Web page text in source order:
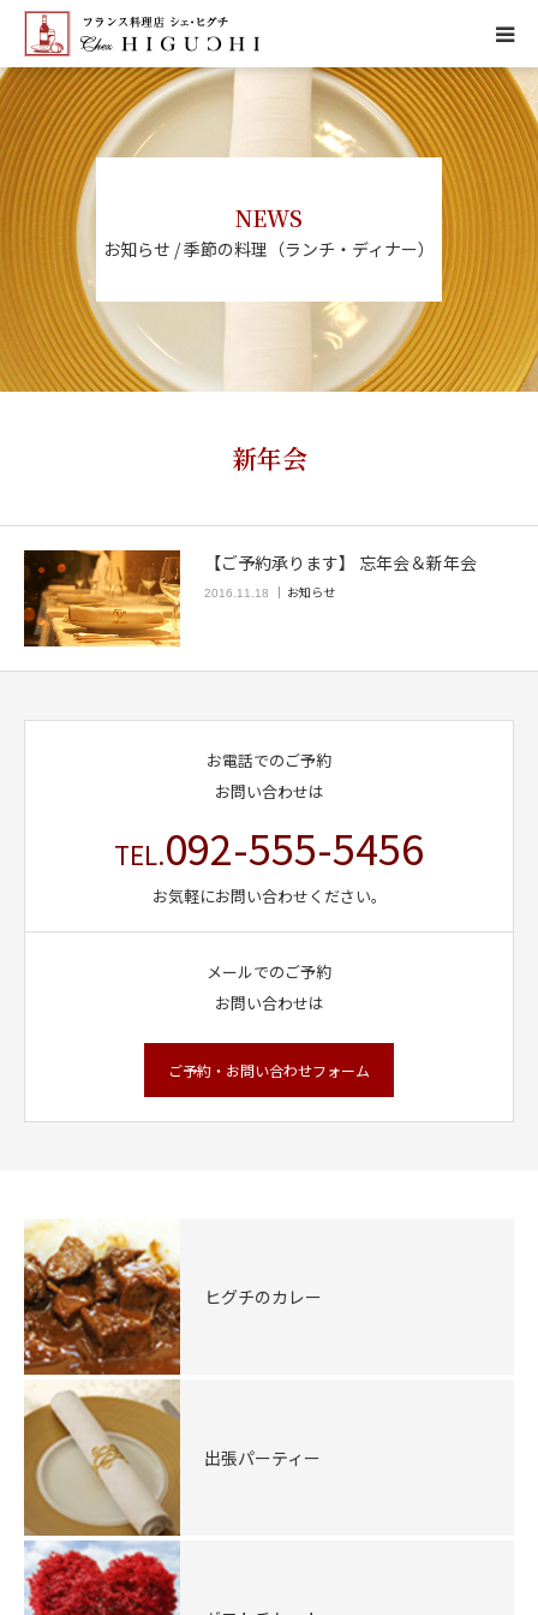
NEWS
お知らせ / 季節の料理（ランチ・ディナー）
新年会
【ご予約承ります】 忘年会＆新年会
2016.11.18 お知らせ
お電話でのご予約
お問い合わせは
TEL.092-555-5456
お気軽にお問い合わせください。
メールでのご予約
お問い合わせは
ご予約・お問い合わせフォーム
ヒグチのカレー
出張パーティー
HOME
CONCEPT
MENU
ACCESS
NEWS